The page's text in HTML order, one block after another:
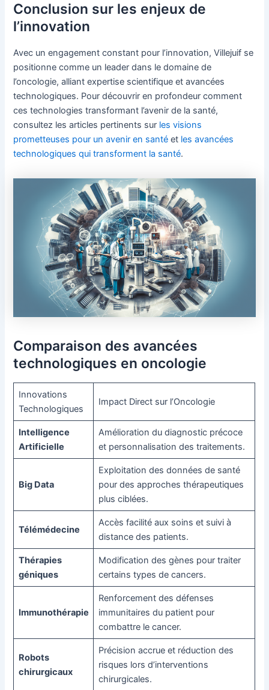
Conclusion sur les enjeux de
l’innovation
Avec un engagement constant pour l’innovation, Villejuif se
positionne comme un leader dans le domaine de
l’oncologie, alliant expertise scientifique et avancées
technologiques. Pour découvrir en profondeur comment
ces technologies transformant l’avenir de la santé,
consultez les articles pertinents sur les visions
prometteuses pour un avenir en santé et les avancées
technologiques qui transforment la santé.
Comparaison des avancées
technologiques en oncologie
Innovations
Technologiques
Impact Direct sur l’Oncologie
Intelligence
Artificielle
Amélioration du diagnostic précoce
et personnalisation des traitements.
Big Data
Exploitation des données de santé
pour des approches thérapeutiques
plus ciblées.
Télémédecine
Accès facilité aux soins et suivi à
distance des patients.
Thérapies
géniques
Modification des gènes pour traiter
certains types de cancers.
Immunothérapie
Renforcement des défenses
immunitaires du patient pour
combattre le cancer.
Robots
chirurgicaux
Précision accrue et réduction des
risques lors d’interventions
chirurgicales.